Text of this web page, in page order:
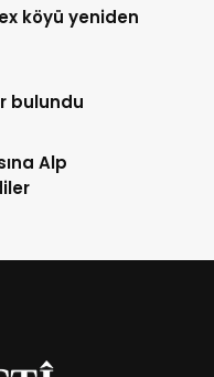
köyü yeniden
bulundu
Alp